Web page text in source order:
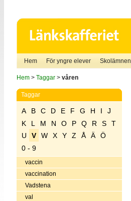
Hem För yngre elever Skolämnen
Hem> Taggar> våren
Taggar
A B C D E F G H I
J
K
L M N O P Q R S
T
U
V W X Y Z Å Ä
Ö
0 - 9
vaccin
vaccination
Vadstena
val